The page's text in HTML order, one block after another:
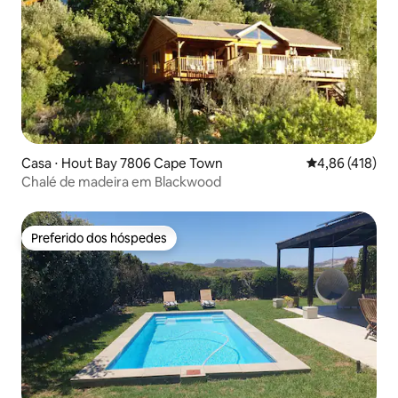
Casa ⋅ Hout Bay 7806 Cape Town 4,86 de uma
4,86 (418)
Chalé de madeira em Blackwood
Preferido dos hóspedes
Preferido dos hóspedes